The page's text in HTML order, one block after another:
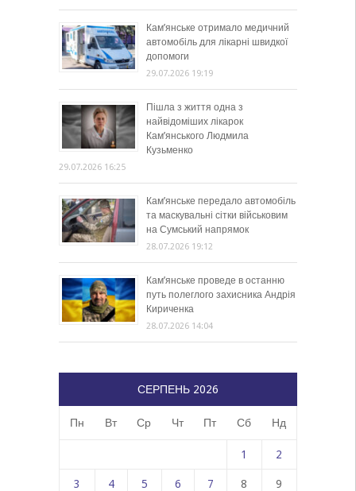
Кам’янське отримало медичний
автомобіль для лікарні швидкої
допомоги
29.07.2026 19:19
Пішла з життя одна з
найвідоміших лікарок
Кам’янського Людмила
Кузьменко
29.07.2026 16:25
Кам’янське передало автомобіль
та маскувальні сітки військовим
на Сумський напрямок
28.07.2026 19:12
Кам’янське проведе в останню
путь полеглого захисника Андрія
Кириченка
28.07.2026 14:04
СЕРПЕНЬ 2026
Пн Вт Ср Чт Пт Сб Нд
1 2
3 4 5 6 7 8 9